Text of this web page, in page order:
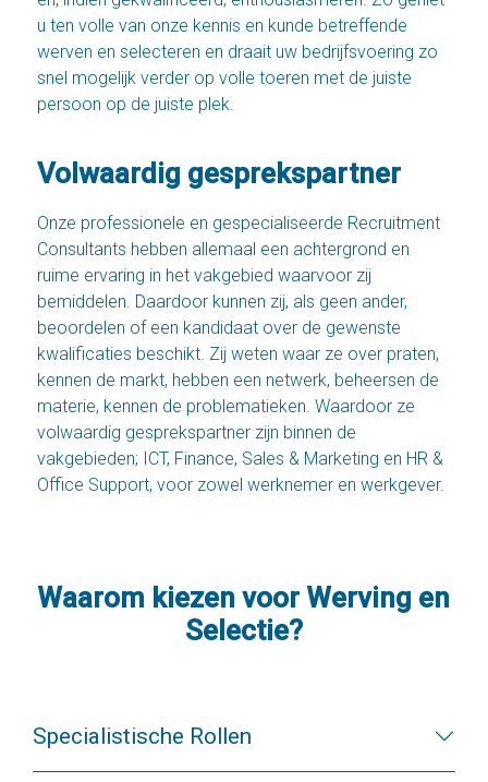
u ten volle van onze kennis en kunde betreffende
werven en selecteren en draait uw bedrijfsvoering zo
snel mogelijk verder op volle toeren met de juiste
persoon op de juiste plek.
Volwaardig gesprekspartner
Onze professionele en gespecialiseerde Recruitment
Consultants hebben allemaal een achtergrond en
ruime ervaring in het vakgebied waarvoor zij
bemiddelen. Daardoor kunnen zij, als geen ander,
beoordelen of een kandidaat over de gewenste
kwalificaties beschikt. Zij weten waar ze over praten,
kennen de markt, hebben een netwerk, beheersen de
materie, kennen de problematieken. Waardoor ze
volwaardig gesprekspartner zijn binnen de
vakgebieden; ICT, Finance, Sales & Marketing en HR &
Office Support, voor zowel werknemer en werkgever.
Waarom kiezen voor Werving en
Selectie?
Specialistische Rollen